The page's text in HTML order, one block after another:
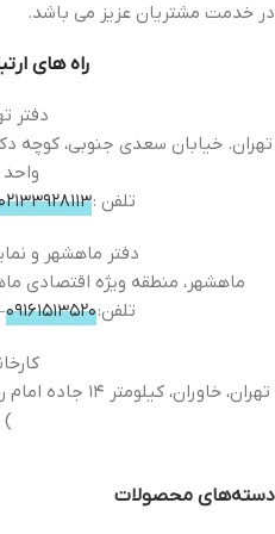
در خدمت مشتریان عزیز می باشد.
راه های
دفتر
تهران. خیابان سعدی جنوبی، کوچه
واحد ٨۵
تلفن :
دفتر ماهشهر و
ماهشهر، منطقه ویژه اقتصادی
تلفن:۰۹۱۶۱۵۱۳۵۲۰
تهران، خاوران،
)
دسته‌های محصولات